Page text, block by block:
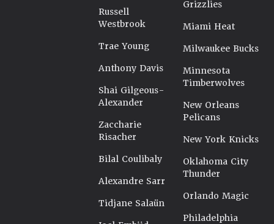
Russell
Westbrook
Trae Young
Anthony Davis
Shai Gilgeous-
Alexander
Zaccharie
Risacher
Bilal Coulibaly
Alexandre Sarr
Tidjane Salaün
Grizzlies
Miami Heat
Milwaukee Bucks
Minnesota
Timberwolves
New Orleans
Pelicans
New York Knicks
Oklahoma City
Thunder
Orlando Magic
Philadelphia